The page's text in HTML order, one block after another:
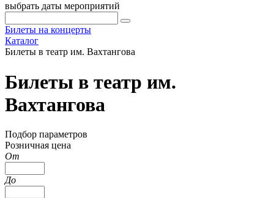
выбрать даты мероприятий
Билеты на концерты
Каталог
Билеты в театр им. Вахтангова
Билеты в театр им.
Вахтангова
Подбор параметров
Розничная цена
От
До